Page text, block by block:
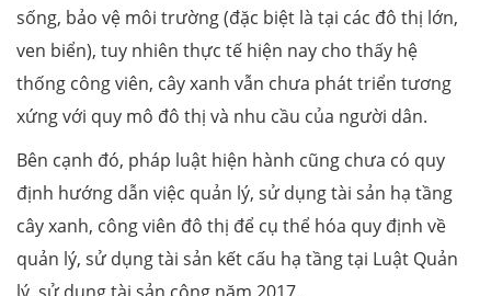
sống, bảo vệ môi trường (đặc biệt là tại các đô thị lớn,
ven biển), tuy nhiên thực tế hiện nay cho thấy hệ
thống công viên, cây xanh vẫn chưa phát triển tương
xứng với quy mô đô thị và nhu cầu của người dân.
Bên cạnh đó, pháp luật hiện hành cũng chưa có quy
định hướng dẫn việc quản lý, sử dụng tài sản hạ tầng
cây xanh, công viên đô thị để cụ thể hóa quy định về
quản lý, sử dụng tài sản kết cấu hạ tầng tại Luật Quản